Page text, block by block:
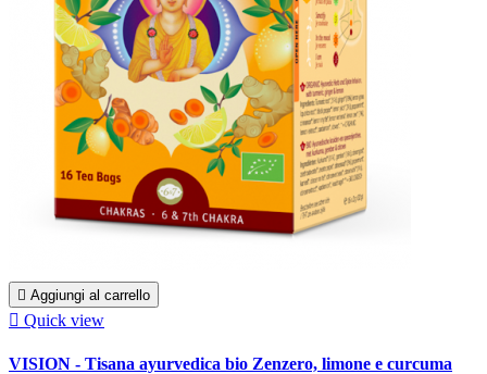
 Aggiungi al carrello
 Quick view
VISION - Tisana ayurvedica bio Zenzero, limone e curcuma